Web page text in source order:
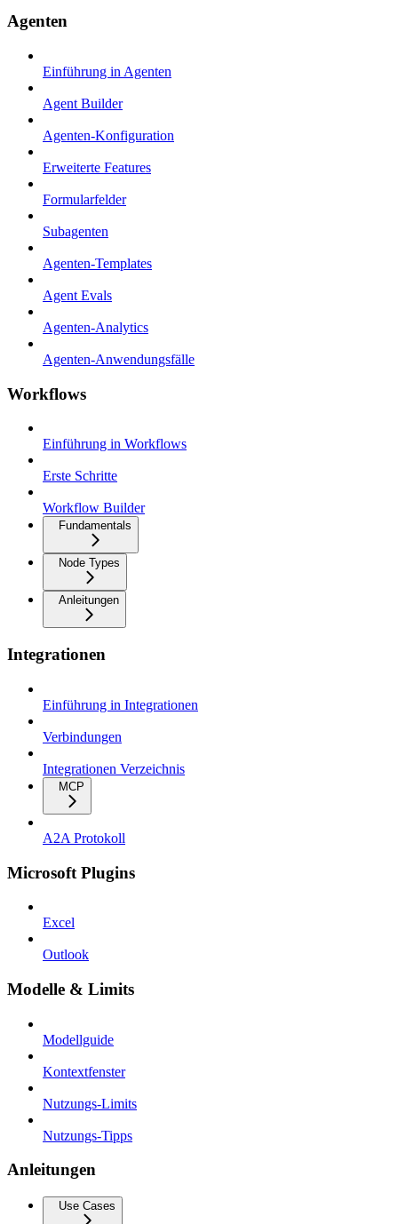
Agenten
Einführung in Agenten
Agent Builder
Agenten-Konfiguration
Erweiterte Features
Formularfelder
Subagenten
Agenten-Templates
Agent Evals
Agenten-Analytics
Agenten-Anwendungsfälle
Workflows
Einführung in Workflows
Erste Schritte
Workflow Builder
Fundamentals
Node Types
Anleitungen
Integrationen
Einführung in Integrationen
Verbindungen
Integrationen Verzeichnis
MCP
A2A Protokoll
Microsoft Plugins
Excel
Outlook
Modelle & Limits
Modellguide
Kontextfenster
Nutzungs-Limits
Nutzungs-Tipps
Anleitungen
Use Cases